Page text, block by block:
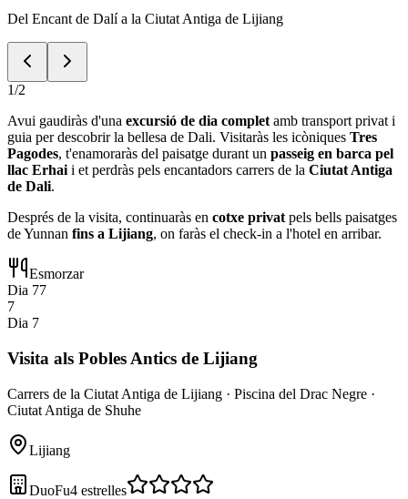
Del Encant de Dalí a la Ciutat Antiga de Lijiang
1/2
Avui gaudiràs d'una excursió de dia complet amb transport privat i
guia per descobrir la bellesa de Dali. Visitaràs les icòniques Tres
Pagodes, t'enamoraràs del paisatge durant un passeig en barca pel
llac Erhai i et perdràs pels encantadors carrers de la Ciutat Antiga
de Dali.
Després de la visita, continuaràs en cotxe privat pels bells paisatges
de Yunnan fins a Lijiang, on faràs el check-in a l'hotel en arribar.
Esmorzar
Dia 77
7
Dia 7
Visita als Pobles Antics de Lijiang
Carrers de la Ciutat Antiga de Lijiang · Piscina del Drac Negre ·
Ciutat Antiga de Shuhe
Lijiang
DuoFu4 estrelles